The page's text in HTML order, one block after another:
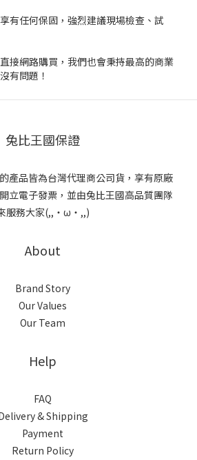
有任何保固，強烈建議現場檢查、試
接網路購買，我們也會秉持最高的商業
有問題！
兔比王國保證
產品皆為台灣代理商公司貨，享有原廠
立電子發票，並由兔比王國高品質團隊
服務大家(,,・ω・,,)
About
Brand Story
Our Values
Our Team
Help
FAQ
& Shipping
Payment
Return Policy